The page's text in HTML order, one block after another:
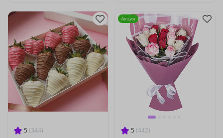
5 (344) 5 (442)
Акция